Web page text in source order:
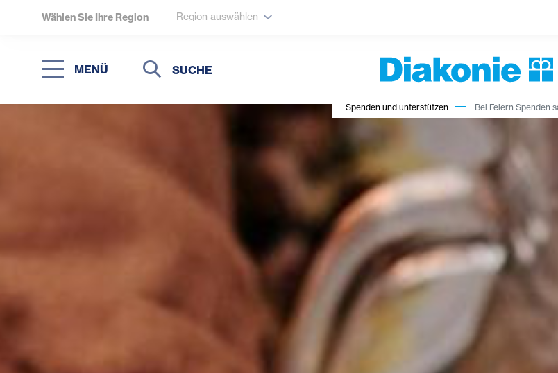
Wählen Sie Ihre Region Region auswählen
MENÜ
Suche
Suche
Spenden und unterstützen Bei Feiern Spenden